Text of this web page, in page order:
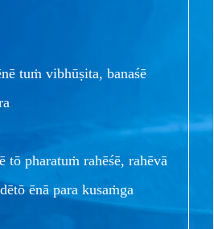
tuṁ vibhūṣita, banaśē
tō pharatuṁ rahēśē, rahēvā
ēnā para kusaṁga